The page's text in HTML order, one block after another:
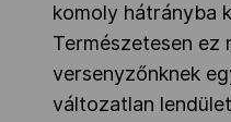
komoly hátrányba
Természetesen ez
versenyzőnknek
változatlan